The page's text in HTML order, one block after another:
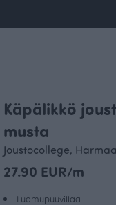
Käpälikkö
musta
Joustocollege, Harmaa
27.90 EUR/m
Luomupuuvillaa